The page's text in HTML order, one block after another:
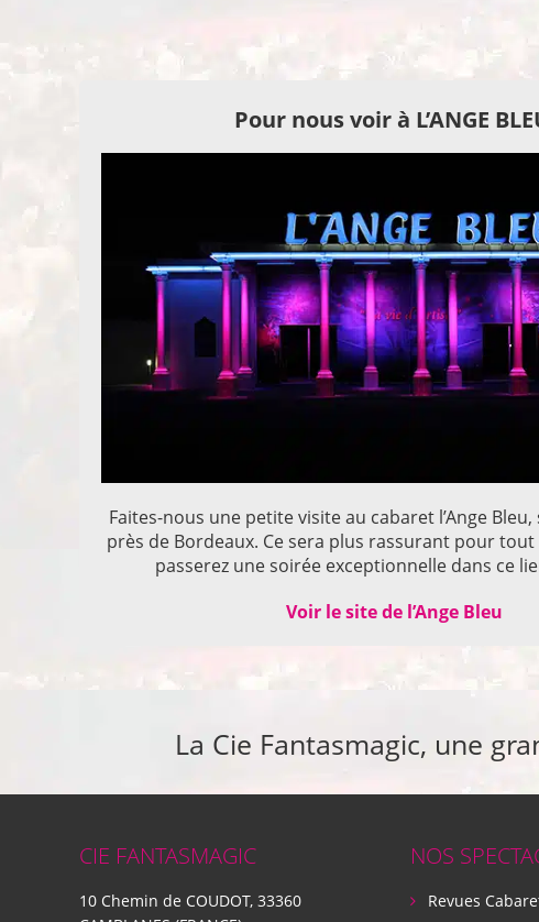
Pour nous voir à L’ANGE
Faites-nous une petite visite au cabaret l’Ange
près de Bordeaux. Ce sera plus rassurant pour
passerez une soirée exceptionnelle dans ce
Voir le site de l’Ange Bleu
La Cie Fantasmagic, une
CIE FANTASMAGIC
10 Chemin de COUDOT, 33360
NOS
Revues